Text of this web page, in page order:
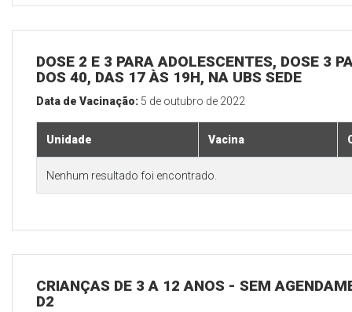
DOSE 2 E 3 PARA ADOLESCENTES, DOSE 3
DOS 40, DAS 17 ÀS 19H, NA UBS SEDE
Data de Vacinação: 5 de outubro de 2022
Unidade Vacina
Nenhum resultado foi encontrado.
CRIANÇAS DE 3 A 12 ANOS - SEM
D2